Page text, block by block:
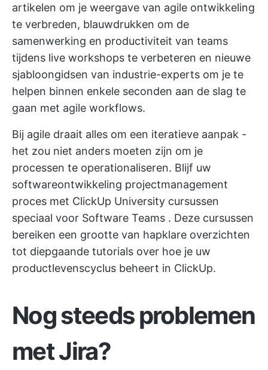
artikelen om je weergave van agile ontwikkeling
te verbreden, blauwdrukken om de
samenwerking en productiviteit van teams
tijdens live workshops te verbeteren en nieuwe
sjabloongidsen van industrie-experts om je te
helpen binnen enkele seconden aan de slag te
gaan met agile workflows.
Bij agile draait alles om een iteratieve aanpak -
het zou niet anders moeten zijn om je
processen te operationaliseren. Blijf uw
softwareontwikkeling projectmanagement
proces met ClickUp University cursussen
speciaal voor Software Teams . Deze cursussen
bereiken een grootte van hapklare overzichten
tot diepgaande tutorials over hoe je uw
productlevenscyclus beheert in ClickUp.
Nog steeds problemen
met Jira?